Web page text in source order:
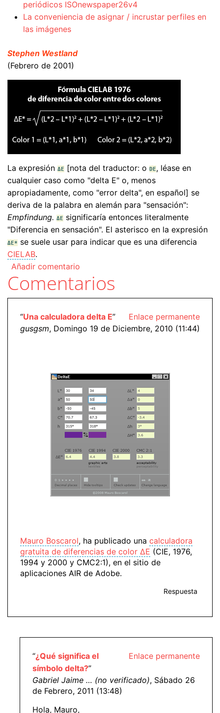
periódicos ISOnewspaper26v4
La conveniencia de asignar / incrustar perfiles en
las imágenes
Stephen Westland
(Febrero de 2001)
La expresión ΔE [nota del traductor: o DE, léase en
cualquier caso como "delta E" o, menos
apropiadamente, como "error delta", en español] se
deriva de la palabra en alemán para "sensación":
Empfindung. ΔE significaría entonces literalmente
"Diferencia en sensación". El asterisco en la expresión
ΔE* se suele usar para indicar que es una diferencia
CIELAB.
Añadir comentario
Comentarios
Enlace permanente
“Una calculadora delta E”
gusgsm, Domingo 19 de Diciembre, 2010 (11:44)
Mauro Boscarol, ha publicado una calculadora
gratuita de diferencias de color ΔE (CIE, 1976,
1994 y 2000 y CMC2:1), en el sitio de
aplicaciones AIR de Adobe.
Respuesta
Enlace permanente
“¿Qué significa el
símbolo delta?”
Gabriel Jaime … (no verificado), Sábado 26
de Febrero, 2011 (13:48)
Hola, Mauro,